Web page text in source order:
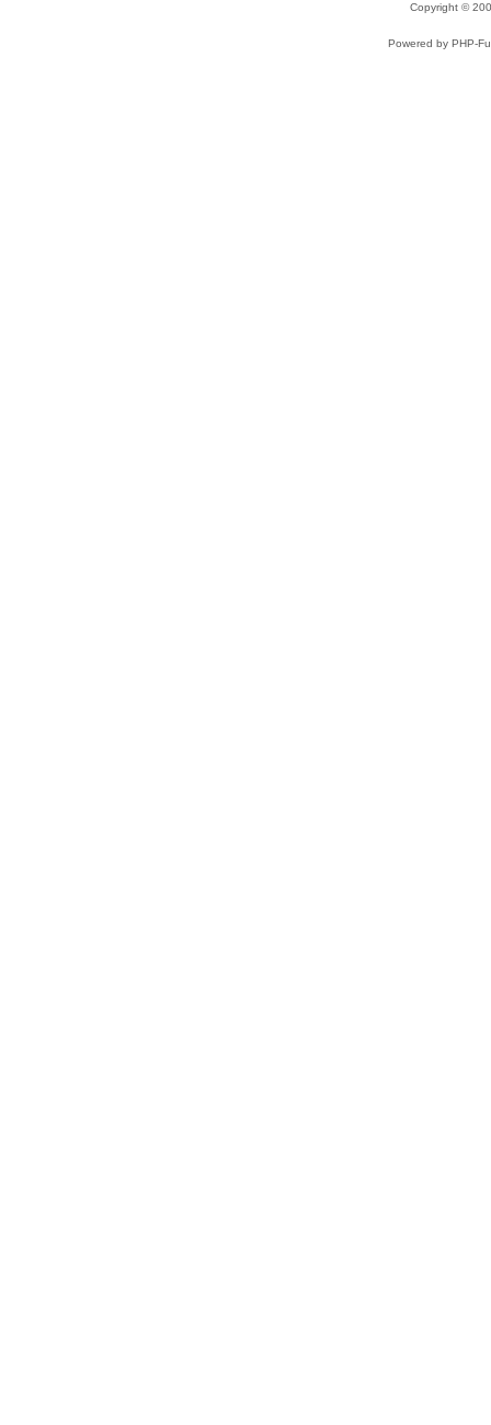
Copyright ©
Powered by PHP-